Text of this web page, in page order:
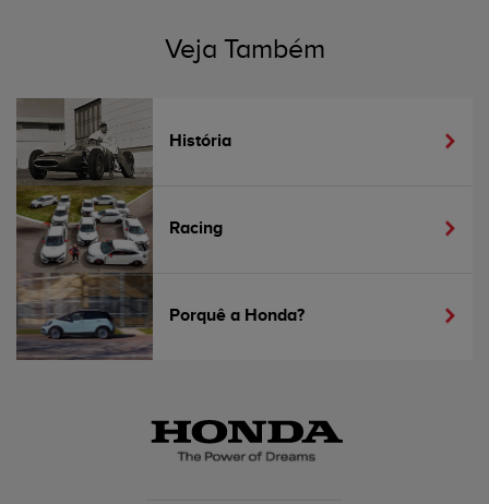
Veja Também
História
Racing
Porquê a Honda?